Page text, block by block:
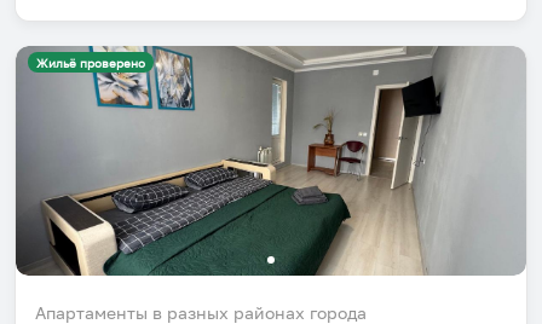
Жильё проверено
Апартаменты в разных районах города